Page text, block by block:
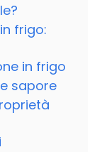
frigo:
in frigo
sapore